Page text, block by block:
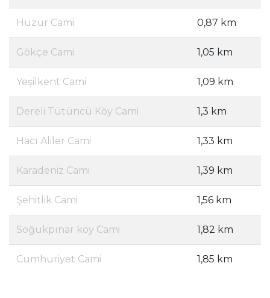
Huzur Cami 0,87 km
Gökçe Cami 1,05 km
Yeşilkent Cami 1,09 km
Dereli Tütüncü Köy Cami 1,3 km
Hacı Aliler Cami 1,33 km
Karadeniz Cami 1,39 km
Şehitlik Cami 1,56 km
Soğukpınar köy Cami 1,82 km
Cumhuriyet Cami 1,85 km